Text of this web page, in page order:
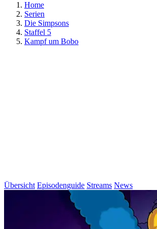
Home
Serien
Die Simpsons
Staffel 5
Kampf um Bobo
Übersicht Episodenguide Streams News